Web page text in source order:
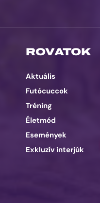
ROVATOK
Aktuális
Futócuccok
Tréning
Életmód
Események
Exkluzív interjúk